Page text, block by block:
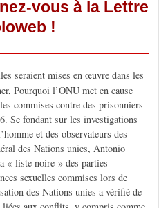
vous à la Lettre
!
seraient mises en œuvre dans les
Pourquoi l’ONU met en cause
commises contre des prisonniers
Se fondant sur les investigations
et des observateurs des
des Nations unies, Antonio
« liste noire » des parties
sexuelles commises lors de
des Nations unies a vérifié de